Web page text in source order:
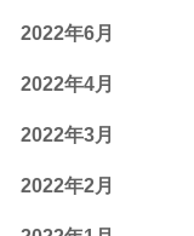
2022年6月
2022年4月
2022年3月
2022年2月